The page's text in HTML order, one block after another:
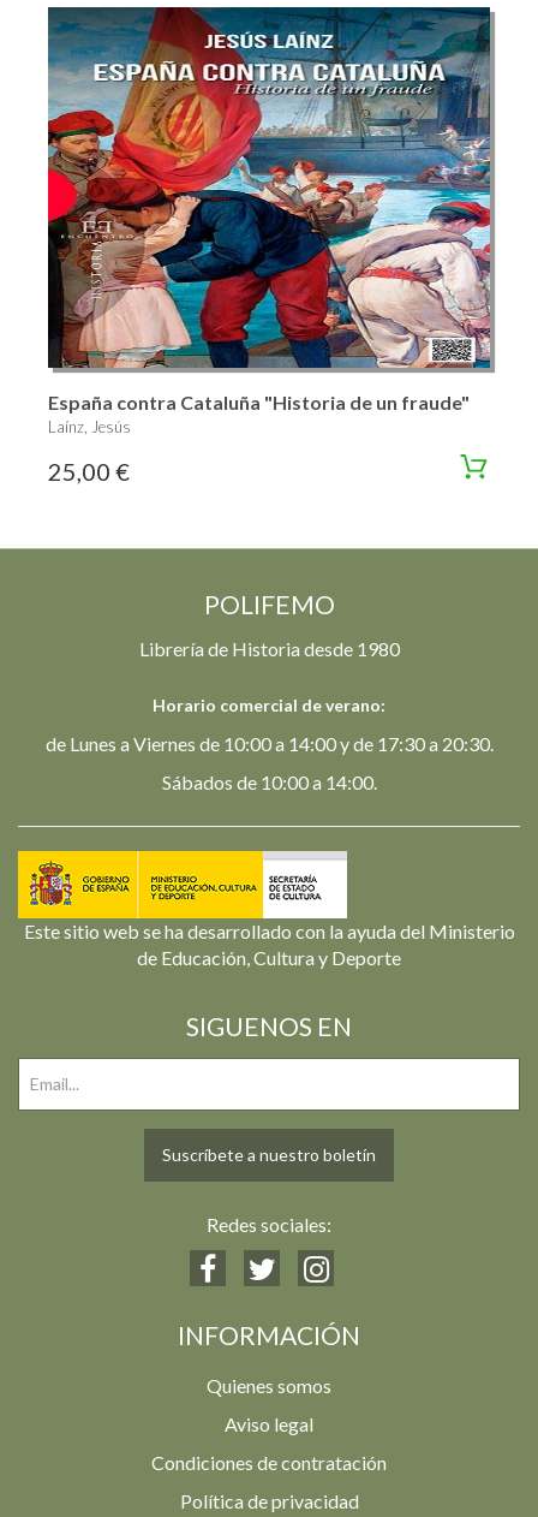
España contra Cataluña "Historia de un fraude"
Laínz, Jesús
25,00 €
POLIFEMO
Librería de Historia desde 1980
Horario comercial de verano:
de Lunes a Viernes de 10:00 a 14:00 y de 17:30 a 20:30.
Sábados de 10:00 a 14:00.
Este sitio web se ha desarrollado con la ayuda del Ministerio
de Educación, Cultura y Deporte
SIGUENOS EN
Suscríbete a nuestro boletín
Redes sociales:
INFORMACIÓN
Quienes somos
Aviso legal
Condiciones de contratación
Política de privacidad